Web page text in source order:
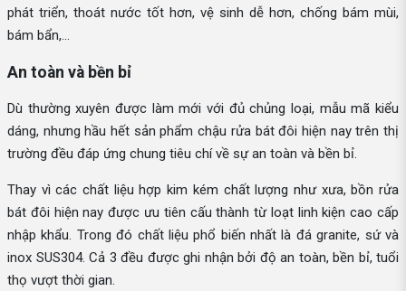
phát triển, thoát nước tốt hơn, vệ sinh dễ hơn, chống bám mùi,
bám bẩn,...
An toàn và bền bỉ
Dù thường xuyên được làm mới với đủ chủng loại, mẫu mã kiểu
dáng, nhưng hầu hết sản phẩm chậu rửa bát đôi hiện nay trên thị
trường đều đáp ứng chung tiêu chí về sự an toàn và bền bỉ.
Thay vì các chất liệu hợp kim kém chất lượng như xưa, bồn rửa
bát đôi hiện nay được ưu tiên cấu thành từ loạt linh kiện cao cấp
nhập khẩu. Trong đó chất liệu phổ biến nhất là đá granite, sứ và
inox SUS304. Cả 3 đều được ghi nhận bởi độ an toàn, bền bỉ, tuổi
thọ vượt thời gian.